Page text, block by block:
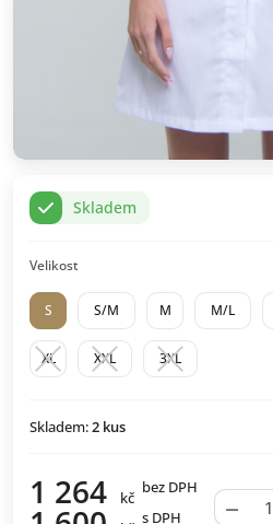
Skladem
Velikost
S S/M M M/L
XL XXL 3XL
Skladem:2 kus
1 264 kč
bez DPH
s DPH −